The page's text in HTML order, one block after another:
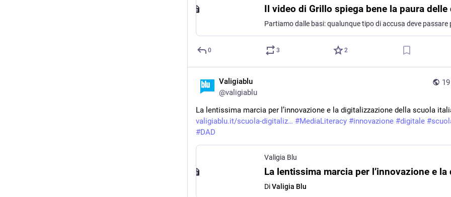
0 3 2
Valigiablu
@valigiablu
La lentissima marcia per l’innovazione e la digitalizzazione della scuola
valigiablu.it/scuola-digitaliz
#MediaLiteracy #innovazione #digitale #
#DAD
Valigia Blu
DiValigia Blu